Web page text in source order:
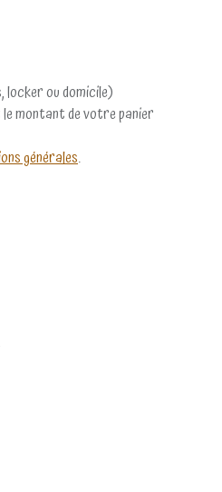
locker ou domicile)
montant de votre panier
générales.